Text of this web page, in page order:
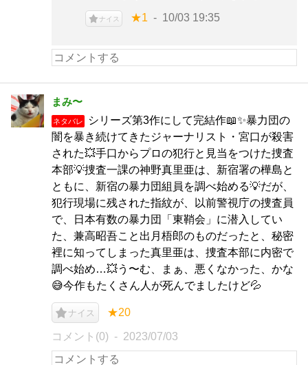
ナイス ★1 10/03 19:35
まみ〜
ネタバレ
シリーズ第3作にして完結作📖✨暴力団の
闇を暴き続けてきたジャーナリスト・宮口が殺害
された💥手口からプロの犯行と見当をつけた捜査
本部💡捜査一課の神野真里亜は、新宿署の樺島と
ともに、新宿の暴力団組員を調べ始める💡だが、
犯行現場に残された指紋が、以前警視庁の捜査員
で、日本有数の暴力団「東鞘会」に潜入してい
た、兼高昭吾こと出月梧郎のものだったと、秘密
裡に知ってしまった真里亜は、捜査本部に内密で
調べ始め…💥う〜む、まぁ、悪くなかった、かな
😅今作もたくさん人が死んでましたけど💦
ナイス ★20
コメント(0) 2023/07/03